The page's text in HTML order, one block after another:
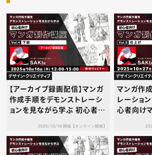
デザイン・クリエイティブ
【アーカイブ録画配信】マンガ
作成手順をデモンストレーシ
ョンを見ながら学ぶ 初心者向
2025/10/16 開催【オンライン開催】
デザイン・クリエイテ
マンガ作
レーショ
心者向け